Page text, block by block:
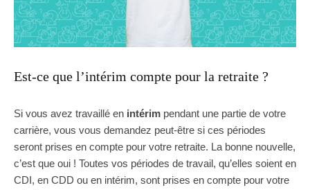
Est-ce que l’intérim compte pour la retraite ?
Si vous avez travaillé en intérim pendant une partie de votre
carrière, vous vous demandez peut-être si ces périodes
seront prises en compte pour votre retraite. La bonne nouvelle,
c’est que oui ! Toutes vos périodes de travail, qu’elles soient en
CDI, en CDD ou en intérim, sont prises en compte pour votre